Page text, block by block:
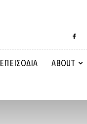
ΕΠΕΙΣΟΔΙΑ ABOUT